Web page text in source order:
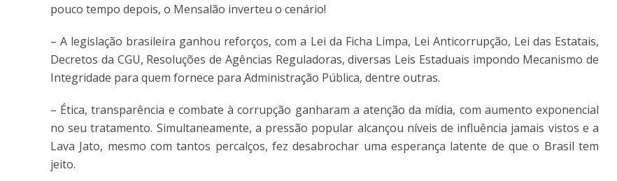
pouco tempo depois, o Mensalão inverteu o cenário!
– A legislação brasileira ganhou reforços, com a Lei da Ficha Limpa, Lei Anticorrupção, Lei das Estatais,
Decretos da CGU, Resoluções de Agências Reguladoras, diversas Leis Estaduais impondo Mecanismo de
Integridade para quem fornece para Administração Pública, dentre outras.
– Ética, transparência e combate à corrupção ganharam a atenção da mídia, com aumento exponencial
no seu tratamento. Simultaneamente, a pressão popular alcançou níveis de influência jamais vistos e a
Lava Jato, mesmo com tantos percalços, fez desabrochar uma esperança latente de que o Brasil tem
jeito.